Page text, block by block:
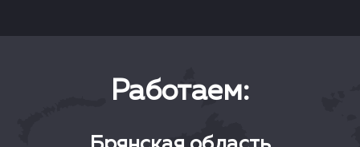
Работаем: